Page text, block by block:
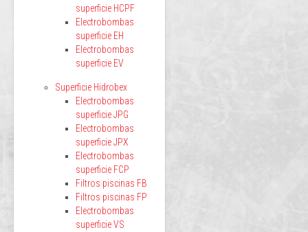
superficie HCPF
Electrobombas
superficie EH
Electrobombas
superficie EV
Superficie Hidrobex
Electrobombas
superficie JPG
Electrobombas
superficie JPX
Electrobombas
superficie FCP
Filtros piscinas FB
Filtros piscinas FP
Electrobombas
superficie VS